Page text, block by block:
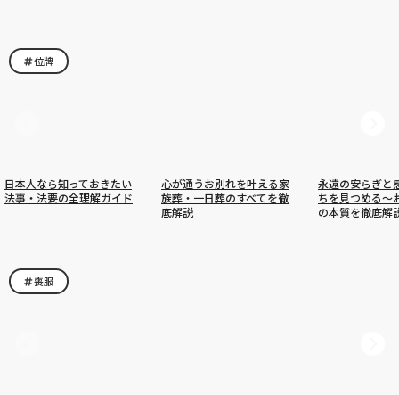
位牌
日本人なら知っておきたい
法事・法要の全理解ガイド
心が通うお別れを叶える家
族葬・一日葬のすべてを徹
底解説
永遠の安らぎと
ちを見つめる〜
の本質を徹底解
喪服